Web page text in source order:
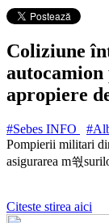
Coliziune
autocamion
apropiere
#Sebes INFO
Pompierii militari
asigurarea m쒃
Citeste stirea aici